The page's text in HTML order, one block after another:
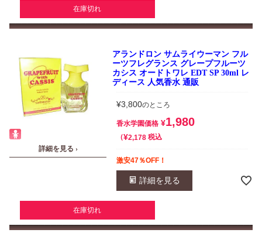
在庫切れ
詳細を見る ›
アランドロン サムライウーマン フル
ーツフレグランス グレープフルーツ
カシス オードトワレ EDT SP 30ml レ
ディース 人気香水 通販
¥3,800のところ
香水学園価格 ¥1,980
¥2,178 税込
激安47％OFF！
詳細を見る
在庫切れ